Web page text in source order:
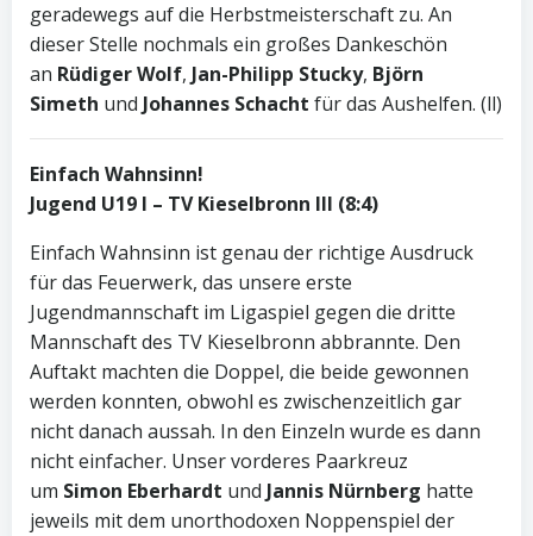
geradewegs auf die Herbstmeisterschaft zu. An
dieser Stelle nochmals ein großes Dankeschön
an Rüdiger Wolf, Jan-Philipp Stucky, Björn
Simeth und Johannes Schacht für das Aushelfen. (ll)
Einfach Wahnsinn!
Jugend U19 I – TV Kieselbronn III (8:4)
Einfach Wahnsinn ist genau der richtige Ausdruck
für das Feuerwerk, das unsere erste
Jugendmannschaft im Ligaspiel gegen die dritte
Mannschaft des TV Kieselbronn abbrannte. Den
Auftakt machten die Doppel, die beide gewonnen
werden konnten, obwohl es zwischenzeitlich gar
nicht danach aussah. In den Einzeln wurde es dann
nicht einfacher. Unser vorderes Paarkreuz
um Simon Eberhardt und Jannis Nürnberg hatte
jeweils mit dem unorthodoxen Noppenspiel der